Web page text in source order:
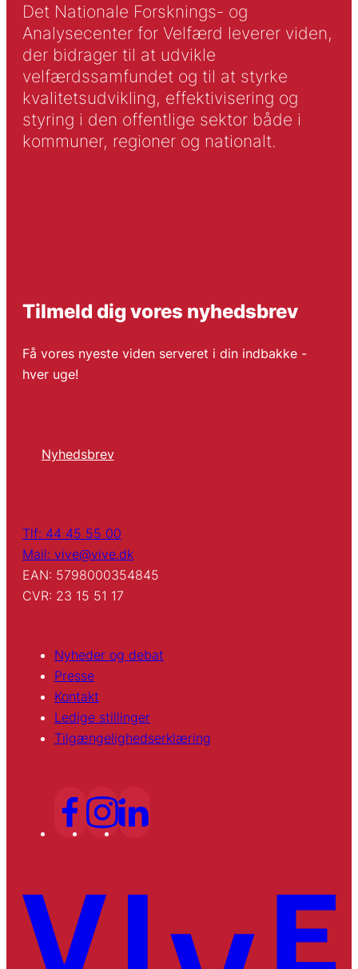
Det Nationale Forsknings- og
Analysecenter for Velfærd leverer viden,
der bidrager til at udvikle
velfærdssamfundet og til at styrke
kvalitetsudvikling, effektivisering og
styring i den offentlige sektor både i
kommuner, regioner og nationalt.
Tilmeld dig vores nyhedsbrev
Få vores nyeste viden serveret i din indbakke -
hver uge!
Nyhedsbrev
Tlf: 44 45 55 00
Mail: vive@vive.dk
EAN: 5798000354845
CVR: 23 15 51 17
Nyheder og debat
Presse
Kontakt
Ledige stillinger
Tilgængelighedserklæring